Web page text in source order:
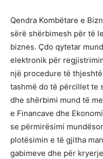
Qendra Kombëtare e
sërë shërbimesh për të
biznes. Çdo qytetar
elektronik për
një procedure të
tashmë do të përcillet te
dhe shërbimi mund të
e Financave dhe
se përmirësimi
plotësimin e të gjitha
gabimeve dhe për